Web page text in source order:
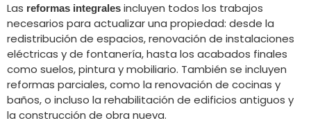
Las reformas integrales incluyen todos los trabajos
necesarios para actualizar una propiedad: desde la
redistribución de espacios, renovación de instalaciones
eléctricas y de fontanería, hasta los acabados finales
como suelos, pintura y mobiliario. También se incluyen
reformas parciales, como la renovación de cocinas y
baños, o incluso la rehabilitación de edificios antiguos y
la construcción de obra nueva.